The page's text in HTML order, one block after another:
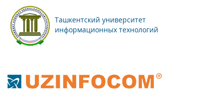
Ташкентский университет
информационных технологий